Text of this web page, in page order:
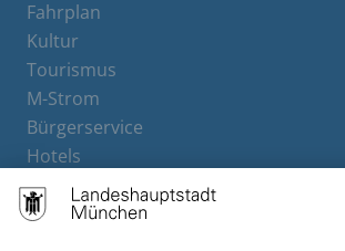
Fahrplan
Kultur
Tourismus
M-Strom
Bürgerservice
Hotels